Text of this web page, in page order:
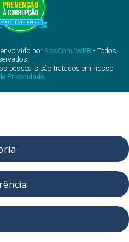
por AssCom/WEB - Todos
pessoais são tratados em nosso
Privacidade.